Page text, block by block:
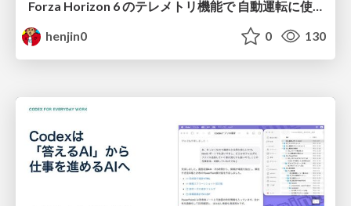
Forza Horizon 6 のテレメトリ機能で 自動運転に使えそうな学習データを集める話
henjin0
0 130